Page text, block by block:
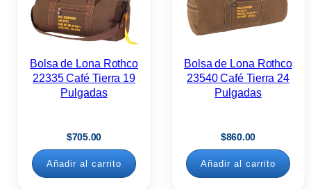
Bolsa de Lona Rothco
22335 Café Tierra 19
Pulgadas
$705.00
Añadir al carrito
Bolsa de Lona Rothco
23540 Café Tierra 24
Pulgadas
$860.00
Añadir al carrito